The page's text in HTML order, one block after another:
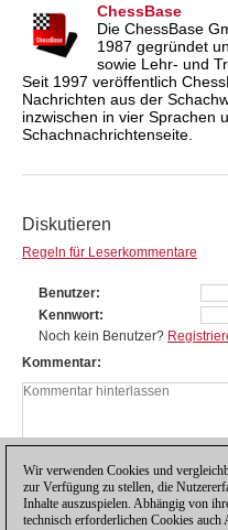
ChessBase
Die ChessBase
1987 gegründet
sowie Lehr- und
Seit 1997 veröffentlich
Nachrichten aus der
inzwischen in vier Sprachen
Schachnachrichtenseite.
Diskutieren
Regeln für Leserkommentare
Benutzer
Kennwort
Noch kein Benutzer?
Kommentar
Wir verwenden Cookies und
zur Verfügung zu stellen, die
Inhalte auszuspielen. Abhängig von
technisch erforderlichen Cookies